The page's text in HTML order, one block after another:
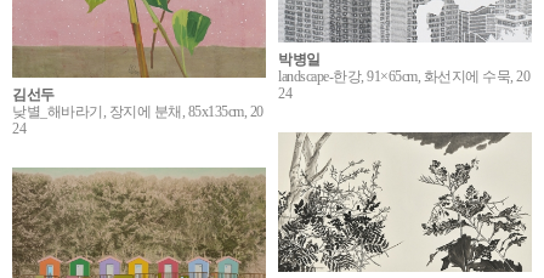
김선두
낮별_해바라기, 장지에 분채, 85x135cm, 20
24
박병일
landscape-한강, 91×65cm, 화선지에 수묵, 20
24